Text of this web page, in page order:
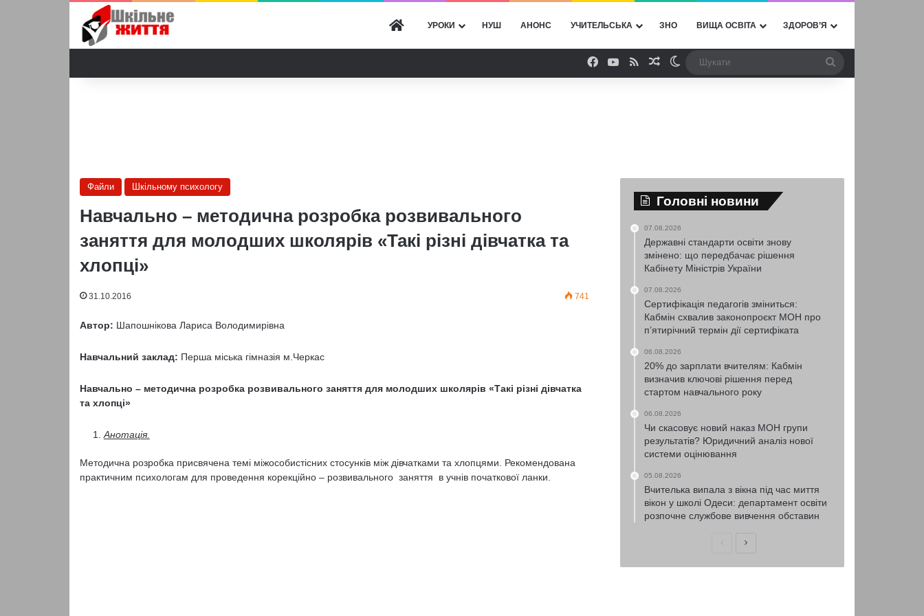
ГОЛОВНА
УРОКИ НУШ АНОНС УЧИТЕЛЬСЬКА ЗНО ВИЩА ОСВІТА ЗДОРОВ’Я
Facebook
YouTube
RSSВипадкова стаття
Switch skin
Файли Шкільному психологу
Навчально – методична розробка розвивального
заняття для молодших школярів «Такі різні дівчатка та
хлопці»
31.10.2016 741
Автор: Шапошнікова Лариса Володимирівна
Навчальний заклад: Перша міська гімназія м.Черкас
Навчально – методична розробка розвивального заняття для молодших школярів «Такі різні дівчатка
та хлопці»
Анотація.
Методична розробка присвячена темі міжособистісних стосунків між дівчатками та хлопцями. Рекомендована
практичним психологам для проведення корекційно – розвивального заняття в учнів початкової ланки.
Головні новини
07.08.2026
Державні стандарти освіти знову
змінено: що передбачає рішення
Кабінету Міністрів України
07.08.2026
Сертифікація педагогів зміниться:
Кабмін схвалив законопроєкт МОН про
п’ятирічний термін дії сертифіката
06.08.2026
20% до зарплати вчителям: Кабмін
визначив ключові рішення перед
стартом навчального року
06.08.2026
Чи скасовує новий наказ МОН групи
результатів? Юридичний аналіз нової
системи оцінювання
05.08.2026
Вчителька випала з вікна під час миття
вікон у школі Одеси: департамент освіти
розпочне службове вивчення обставин
ПопередняНаступна